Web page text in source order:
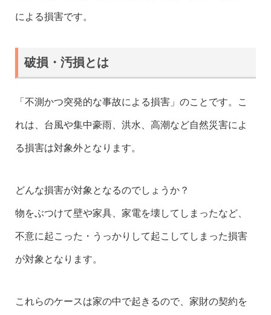
による損害です。
破損・汚損とは
「不測かつ突発的な事故による損害」のことです。こ
れは、台風や集中豪雨、洪水、高潮など自然災害によ
る損害は対象外となります。
どんな損害が対象となるのでしょうか？
物をぶつけて壁や家具、家電を壊してしまったなど、
不意に起こった・うっかりして起こしてしまった損害
が対象となります。
これらのケースは家の中で起きるので、家財の契約を